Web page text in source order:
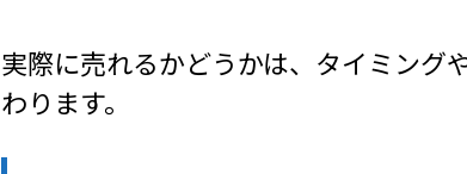
実際に売れるかどうかは、タイミング
わります。